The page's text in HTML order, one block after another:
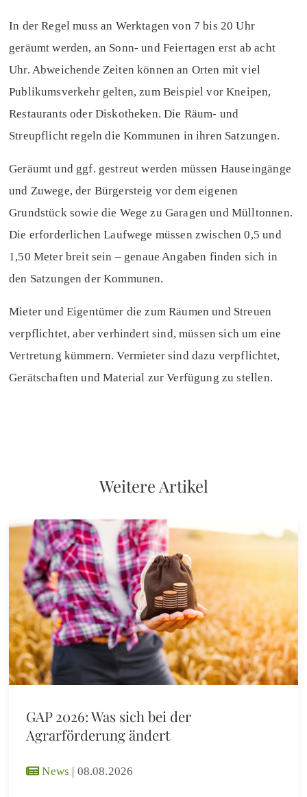
In der Regel muss an Werktagen von 7 bis 20 Uhr
geräumt werden, an Sonn- und Feiertagen erst ab acht
Uhr. Abweichende Zeiten können an Orten mit viel
Publikumsverkehr gelten, zum Beispiel vor Kneipen,
Restaurants oder Diskotheken. Die Räum- und
Streupflicht regeln die Kommunen in ihren Satzungen.
Geräumt und ggf. gestreut werden müssen Hauseingänge
und Zuwege, der Bürgersteig vor dem eigenen
Grundstück sowie die Wege zu Garagen und Mülltonnen.
Die erforderlichen Laufwege müssen zwischen 0,5 und
1,50 Meter breit sein – genaue Angaben finden sich in
den Satzungen der Kommunen.
Mieter und Eigentümer die zum Räumen und Streuen
verpflichtet, aber verhindert sind, müssen sich um eine
Vertretung kümmern. Vermieter sind dazu verpflichtet,
Gerätschaften und Material zur Verfügung zu stellen.
Weitere Artikel
GAP 2026: Was sich bei der
Agrarförderung ändert
News | 08.08.2026